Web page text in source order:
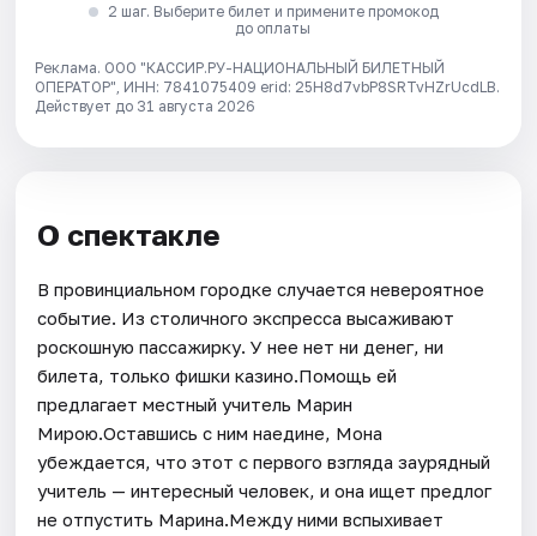
2 шаг. Выберите билет и примените промокод
до оплаты
Реклама. ООО "КАССИР.РУ-НАЦИОНАЛЬНЫЙ БИЛЕТНЫЙ
ОПЕРАТОР", ИНН: 7841075409 erid: 25H8d7vbP8SRTvHZrUcdLB.
Действует до 31 августа 2026
О спектакле
В провинциальном городке случается невероятное
событие. Из столичного экспресса высаживают
роскошную пассажирку. У нее нет ни денег, ни
билета, только фишки казино.Помощь ей
предлагает местный учитель Марин
Мирою.Оставшись с ним наедине, Мона
убеждается, что этот с первого взгляда заурядный
учитель — интересный человек, и она ищет предлог
не отпустить Марина.Между ними вспыхивает